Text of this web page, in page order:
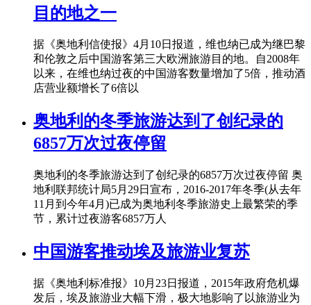
目的地之一
据《奥地利信使报》4月10日报道，维也纳已成为继巴黎
和伦敦之后中国游客第三大欧洲旅游目的地。自2008年
以来，在维也纳过夜的中国游客数量增加了5倍，推动酒
店营业额增长了6倍以
奥地利的冬季旅游达到了创纪录的
6857万次过夜停留
奥地利的冬季旅游达到了创纪录的6857万次过夜停留 奥
地利联邦统计局5月29日宣布，2016-2017年冬季(从去年
11月到今年4月)已成为奥地利冬季旅游史上最繁荣的季
节，累计过夜游客6857万人
中国游客推动埃及旅游业复苏
据《奥地利标准报》10月23日报道，2015年政府危机爆
发后，埃及旅游业大幅下滑，极大地影响了以旅游业为